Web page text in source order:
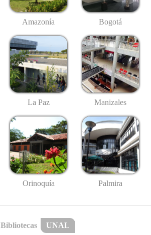
Amazonía Bogotá
La Paz Manizales
Orinoquía Palmira
Bibliotecas UNAL